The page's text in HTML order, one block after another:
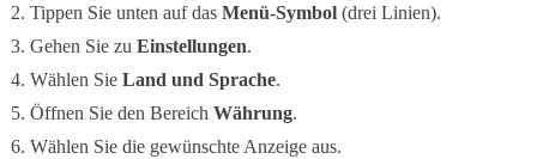
Tippen Sie unten auf das Menü-Symbol (drei Linien).
Gehen Sie zu Einstellungen.
Wählen Sie Land und Sprache.
Öffnen Sie den Bereich Währung.
Wählen Sie die gewünschte Anzeige aus.